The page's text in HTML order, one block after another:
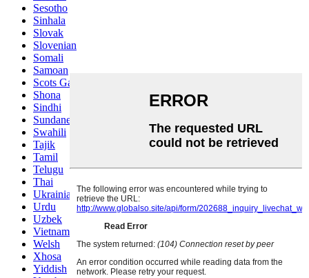
Sesotho
Sinhala
Slovak
Slovenian
Somali
Samoan
Scots Gaelic
Shona
Sindhi
Sundanese
Swahili
Tajik
Tamil
Telugu
Thai
Ukrainian
Urdu
Uzbek
Vietnamese
Welsh
Xhosa
Yiddish